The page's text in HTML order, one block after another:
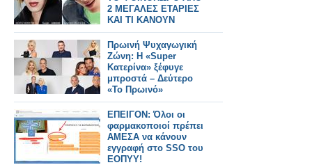
2 ΜΕΓΑΛΕΣ ΕΤΑΡΙΕΣ
ΚΑΙ ΤΙ ΚΑΝΟΥΝ
Πρωινή Ψυχαγωγική
Ζώνη: Η «Super
Κατερίνα» ξέφυγε
μπροστά – Δεύτερο
«Το Πρωινό»
ΕΠΕΙΓΟΝ: Όλοι οι
φαρμακοποιοί πρέπει
ΑΜΕΣΑ να κάνουν
εγγραφή στο SSO του
ΕΟΠΥΥ!